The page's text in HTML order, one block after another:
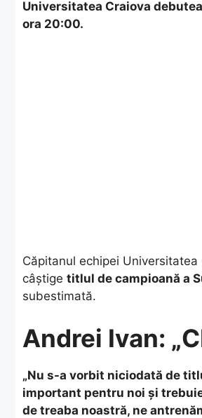
Universitatea Craiova
ora 20:00.
Căpitanul echipei Universitatea
câştige titlul de campioană a
subestimată.
Andrei Ivan:
„Nu s-a vorbit niciodată de
important pentru noi şi
de treaba noastră, ne